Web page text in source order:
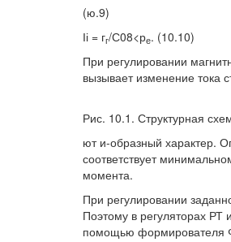
(ю.9)
Іі = гг/С08<ре. (10.10)
При регулировании
вызывает изменение тока
Рис. 10.1. Структурная
ют и-образный характер.
соответствует
момента.
При регулировании
Поэтому в регуляторах
помощью формирователя